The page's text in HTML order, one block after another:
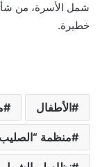
شمل الأسرة، من
خطيرة.
الأطفال
منظمة “الصليب